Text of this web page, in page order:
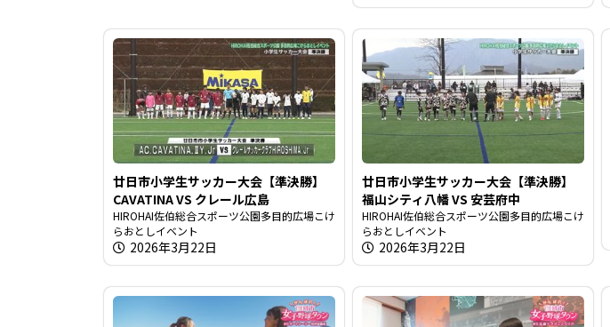
廿日市小学生サッカー大会【準決勝】
CAVATINA VS クレール広島
HIROHAI佐伯総合スポーツ公園多目的広場こけ
らおとしイベント
2026年3月22日
廿日市小学生サッカー大会【準決勝】
福山シティ八幡 VS 安芸府中
HIROHAI佐伯総合スポーツ公園多目的広場こけ
らおとしイベント
2026年3月22日